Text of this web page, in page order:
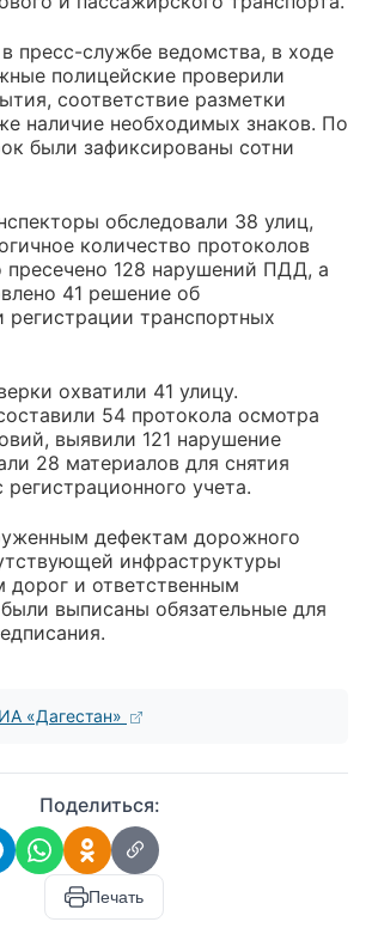
пресс-службе ведомства, в ходе
полицейские проверили
соответствие разметки
наличие необходимых знаков. По
были зафиксированы сотни
обследовали 38 улиц,
количество протоколов
128 нарушений ПДД, а
41 решение об
регистрации транспортных
охватили 41 улицу.
54 протокола осмотра
выявили 121 нарушение
28 материалов для снятия
учета.
дефектам дорожного
инфраструктуры
дорог и ответственным
выписаны обязательные для
«Дагестан»
Поделиться:
Печать